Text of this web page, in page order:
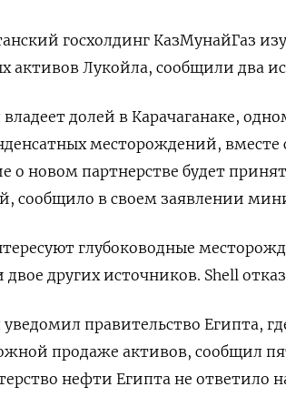
госхолдинг КазМунайГаз
активов Лукойла, сообщили два
долей в Карачаганаке,
месторождений, вместе
о новом партнерстве будет
сообщило в своем заявлении
глубоководные
двое других источников. Shell
правительство Египта,
продаже активов, сообщил
нефти Египта не ответило